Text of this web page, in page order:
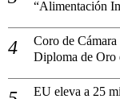
“Alimentación
Coro de
Diploma de Oro
EU eleva a 25